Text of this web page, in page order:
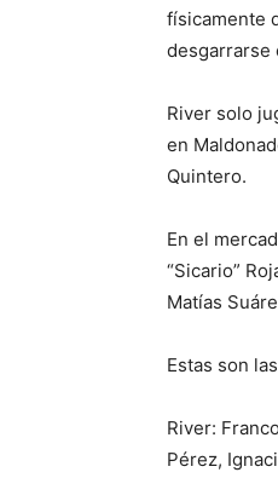
físicamente
desgarrarse
River solo
en
Quintero.
En el
“Sicario”
Matías
Estas son
River:
Pérez,